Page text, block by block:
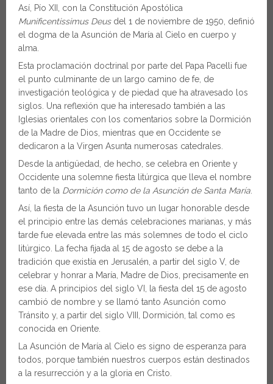
Así, Pío XII, con la Constitución Apostólica
Munificentissimus Deusdel 1 de noviembre de 1950, definió
el dogma de la Asunción de María al Cielo en cuerpo y
alma.
Esta proclamación doctrinal por parte del Papa Pacelli fue
el punto culminante de un largo camino de fe, de
investigación teológica y de piedad que ha atravesado los
siglos. Una reflexión que ha interesado también a las
Iglesias orientales con los comentarios sobre la Dormición
de la Madre de Dios, mientras que en Occidente se
dedicaron a la Virgen Asunta numerosas catedrales.
Desde la antigüedad, de hecho, se celebra en Oriente y
Occidente una solemne fiesta litúrgica que lleva el nombre
tanto de la Dormición como de la Asunción de Santa María
Así, la fiesta de la Asunción tuvo un lugar honorable desde
el principio entre las demás celebraciones marianas, y más
tarde fue elevada entre las más solemnes de todo el ciclo
litúrgico. La fecha fijada al 15 de agosto se debe a la
tradición que existía en Jerusalén, a partir del siglo V, de
celebrar y honrar a María, Madre de Dios, precisamente en
ese día. A principios del siglo VI, la fiesta del 15 de agosto
cambió de nombre y se llamó tanto Asunción como
Tránsito y, a partir del siglo VIII, Dormición, tal como es
conocida en Oriente.
La Asunción de María al Cielo es signo de esperanza para
todos, porque también nuestros cuerpos están destinados
a la resurrección y a la gloria en Cristo.